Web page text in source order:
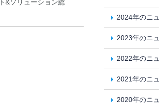
&ソリューション総
2024年のニ
2023年のニ
2022年のニ
2021年のニ
2020年のニ